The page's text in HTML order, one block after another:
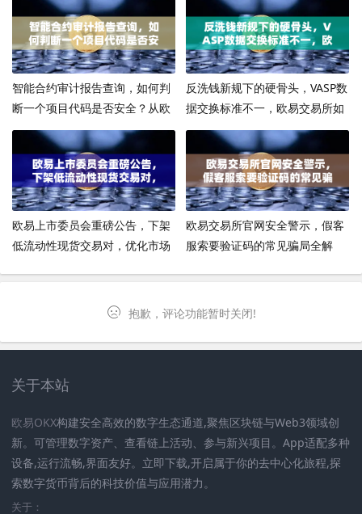
智能合约审计报告查询，如何判
断一个项目代码是否安全？从欧
易交易所视角看链上安全必修课
反洗钱新规下的硬骨头，VASP数
据交换标准不一，欧易交易所如
何破局？
欧易上市委员会重磅公告，下架
低流动性现货交易对，优化市场
欧易交易所官网安全警示，假客
服索要验证码的常见骗局全解
抱歉，评论功能暂时关闭!
关于本站
欧易OKX构建安全高效的数字生态通道,聚焦区块链与Web3领域创
新。可管理数字资产、查看链上活动、参与新兴项目。App适配多种
设备,运行流畅,界面友好。立即下载,开启属于你的去中心化旅程,探
索数字货币背后的科技价值与应用潜力。
关于：